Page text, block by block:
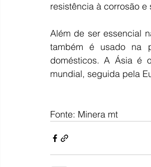
resistência à corrosão
Além de ser essencial
também é usado na
domésticos. A Ásia é
mundial, seguida pela
Fonte: Minera mt